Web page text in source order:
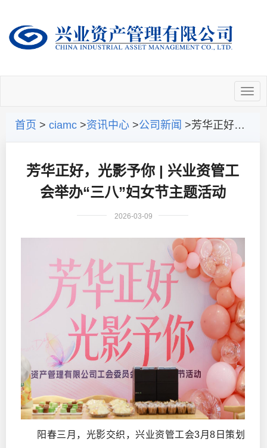
首页 > ciamc >资讯中心 >公司新闻 >芳华正好，光影予你 | 兴业资管工会举办“三八”妇女节主题活动
芳华正好，光影予你 | 兴业资管工
会举办“三八”妇女节主题活动
2026-03-09
阳春三月，光影交织，兴业资管工会3月8日策划